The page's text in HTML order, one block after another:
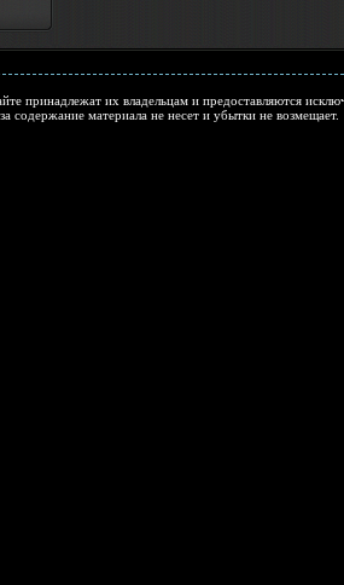
принадлежат их владельцам и предоставляются
содержание материала не несет и убытки не возмещает.